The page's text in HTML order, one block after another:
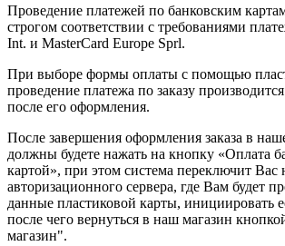
Проведение платежей по банковским
строгом соответствии с требованиями
Int. и MasterCard Europe Sprl.
При выборе формы оплаты с помощью
проведение платежа по заказу
после его оформления.
После завершения оформления заказа в
должны будете нажать на кнопку «Оплата
картой», при этом система переключит Вас
авторизационного сервера, где Вам будет
данные пластиковой карты, инициировать
после чего вернуться в наш магазин
магазин".